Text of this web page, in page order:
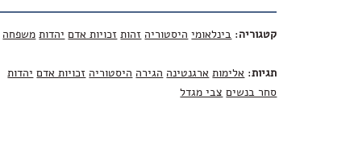
קטגוריה: בינלאומי היסטוריה זהות זכויות אדם יהדות משפחה
תגיות: אלימות ארגנטינה הגירה היסטוריה זכויות אדם יהדות
סחר בנשים צבי מגדל